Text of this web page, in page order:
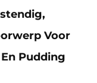
Voor
Pudding